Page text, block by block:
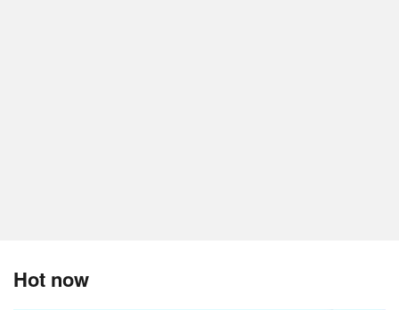
Hot now